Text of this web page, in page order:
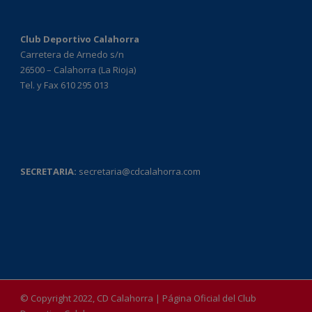
Club Deportivo Calahorra
Carretera de Arnedo s/n
26500 – Calahorra (La Rioja)
Tel. y Fax 610 295 013
SECRETARIA: secretaria@cdcalahorra.com
© Copyright 2022, CD Calahorra | Página Oficial del Club